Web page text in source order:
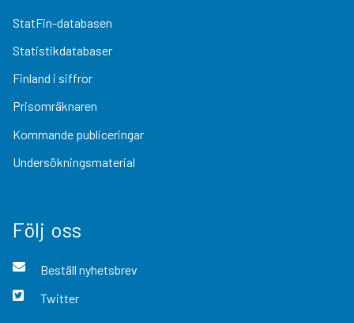
StatFin-databasen
Statistikdatabaser
Finland i siffror
Prisomräknaren
Kommande publiceringar
Undersökningsmaterial
Följ oss
Beställ nyhetsbrev
Twitter